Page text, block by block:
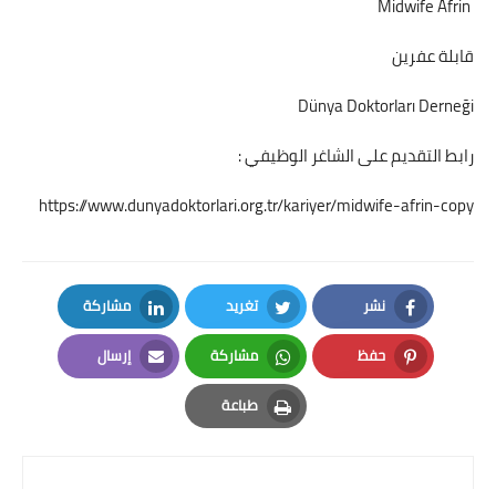
قابلة عفرين
Dünya Doktorları Derneği
رابط التقديم على الشاغر الوظيفي :
https://www.dunyadoktorlari.org.tr/kariyer/midwife-afrin-copy
نشر
Facebook
تغريد
Twitter
مشاركة
LinkedIn
حفظ
Pinterest
مشاركة
Whatsapp
إرسال
Email
طباعة
Print